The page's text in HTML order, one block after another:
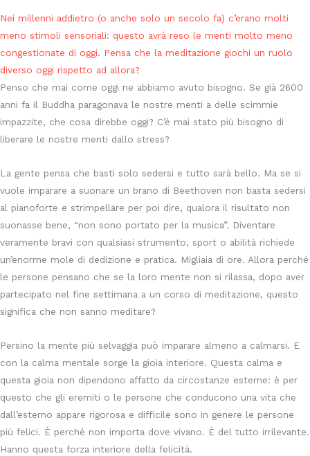
Nei millenni addietro (o anche solo un secolo fa) c’erano molti
meno stimoli sensoriali: questo avrà reso le menti molto meno
congestionate di oggi. Pensa che la meditazione giochi un ruolo
diverso oggi rispetto ad allora?
Penso che mai come oggi ne abbiamo avuto bisogno. Se già 2600
anni fa il Buddha paragonava le nostre menti a delle scimmie
impazzite, che cosa direbbe oggi? C’è mai stato più bisogno di
liberare le nostre menti dallo stress?
La gente pensa che basti solo sedersi e tutto sarà bello. Ma se si
vuole imparare a suonare un brano di Beethoven non basta sedersi
al pianoforte e strimpellare per poi dire, qualora il risultato non
suonasse bene, “non sono portato per la musica”. Diventare
veramente bravi con qualsiasi strumento, sport o abilità richiede
un’enorme mole di dedizione e pratica. Migliaia di ore. Allora perché
le persone pensano che se la loro mente non si rilassa, dopo aver
partecipato nel fine settimana a un corso di meditazione, questo
significa che non sanno meditare?
Persino la mente più selvaggia può imparare almeno a calmarsi. E
con la calma mentale sorge la gioia interiore. Questa calma e
questa gioia non dipendono affatto da circostanze esterne: è per
questo che gli eremiti o le persone che conducono una vita che
dall’esterno appare rigorosa e difficile sono in genere le persone
più felici. È perché non importa dove vivano. È del tutto irrilevante.
Hanno questa forza interiore della felicità.